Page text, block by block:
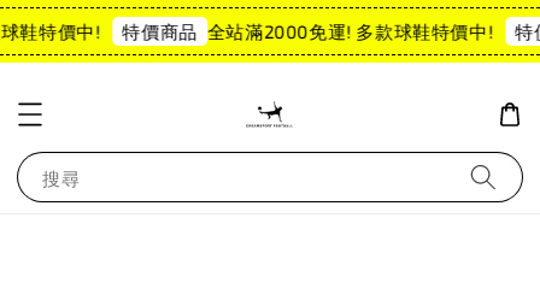
鞋特價中! 特價商品 全站滿2000免運! 多款球鞋特價中! 特
搜尋